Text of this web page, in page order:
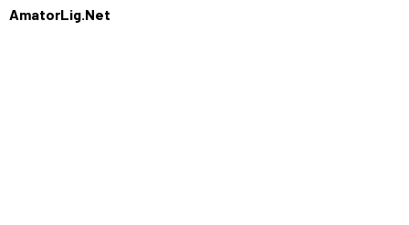
AmatorLig.Net